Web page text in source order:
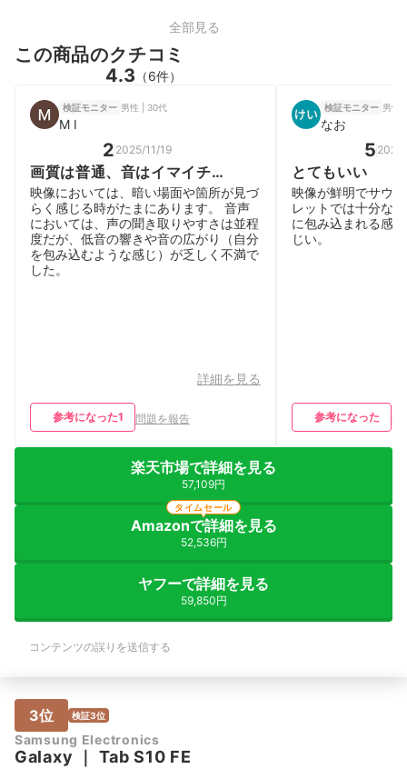
全部見る
この商品のクチコミ
4.3 （6件）
検証モニター 男性 | 30代
M I
2 2025/11/19
画質は普通、音はイマイチ…
映像においては、暗い場面や箇所が見づ
らく感じる時がたまにあります。 音声
においては、声の聞き取りやすさは並程
度だが、低音の響きや音の広がり（自分
を包み込むような感じ）が乏しく不満で
した。
詳細を見る
参考になった1 問題を報告
検証モニター 男性
なお
5
とてもいい
映像が鮮明でサウ
レットでは十分な
に包み込まれる感
じい。
参考になった
楽天市場で詳細を見る
57,109円
Amazonで詳細を見る
52,536円
タイムセール
ヤフーで詳細を見る
59,850円
コンテンツの誤りを送信する
3位 検証3位
Samsung Electronics
Galaxy Tab S10 FE